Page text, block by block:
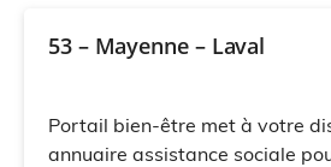
53 – Mayenne – Laval
Portail bien-être met à votre
annuaire assistance sociale